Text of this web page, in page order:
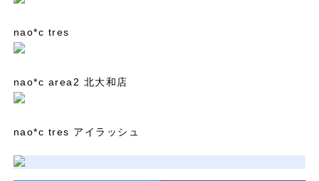
nao*c tres
nao*c area2 北大和店
nao*c tres アイラッシュ